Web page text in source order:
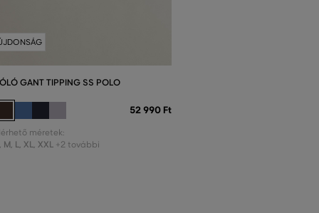
GANT TIPPING SS POLO
52 990 Ft
méretek:
, M, L, XL, XXL +2 további